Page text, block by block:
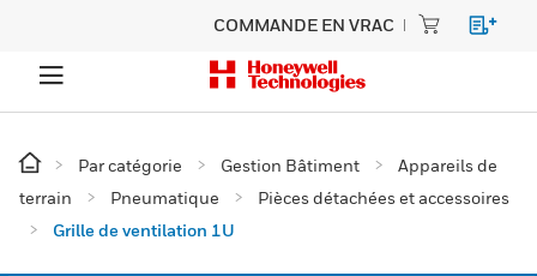
COMMANDE EN VRAC
Par catégorie Gestion Bâtiment
Appareils de
terrain
Pneumatique
Pièces détachées et accessoires
Grille de ventilation 1U